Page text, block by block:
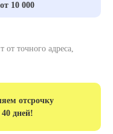
10 000
от точного адреса,
отсрочку
дней!